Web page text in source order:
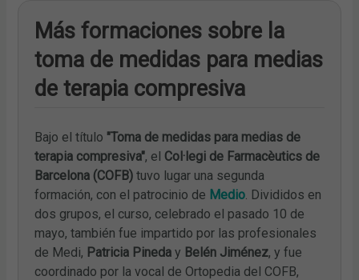
Más formaciones sobre la
toma de medidas para medias
de terapia compresiva
Bajo el título "Toma de medidas para medias de
terapia compresiva", el Col·legi de Farmacèutics de
Barcelona (COFB) tuvo lugar una segunda
formación, con el patrocinio de Medio . Divididos en
dos grupos, el curso, celebrado el pasado 10 de
mayo, también fue impartido por las profesionales
de Medi, Patricia Pineda y Belén Jiménez, y fue
coordinado por la vocal de Ortopedia del COFB,